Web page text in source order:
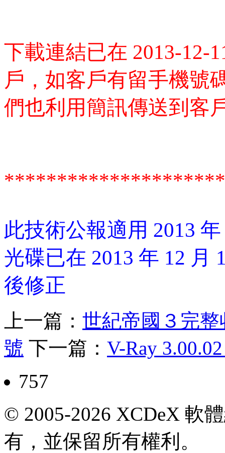
下載連結已在 2013-12-
戶，如客戶有留手機號
們也利用簡訊傳送到客
此技術公報適用 2013
光碟已在 2013 年 12 月
後修正
上一篇： 世紀帝國３完
號 下一篇： V-Ray
757
© 2005-2026 XCDeX 軟
有，並保留所有權利。